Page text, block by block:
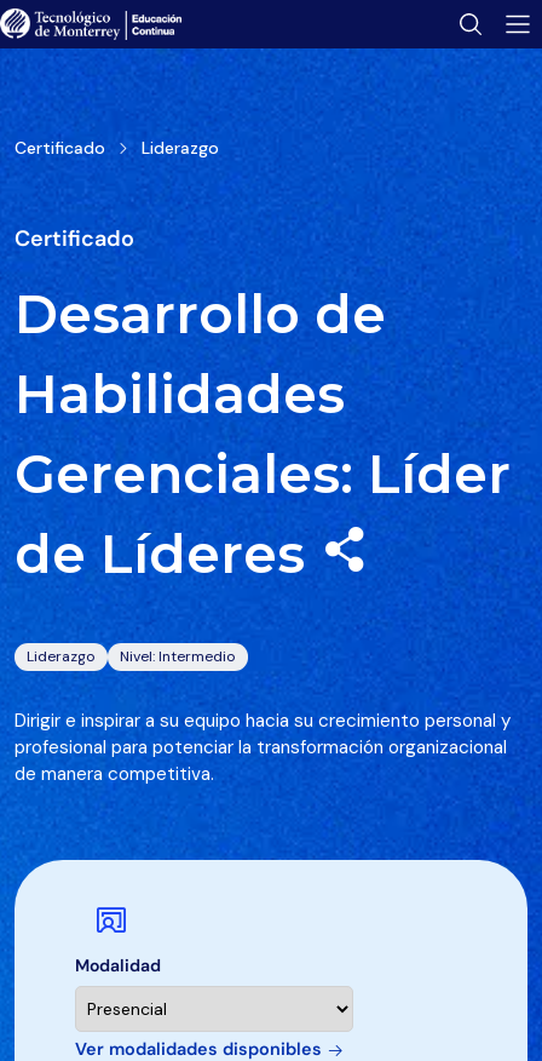
Certificado Liderazgo
Certificado
Desarrollo de
Habilidades
Gerenciales: Líder
de Líderes
Liderazgo Nivel: Intermedio
Dirigir e inspirar a su equipo hacia su crecimiento personal y
profesional para potenciar la transformación organizacional
de manera competitiva.
Modalidad
Ver modalidades disponibles
Tu folleto se ha enviado con éxito.
Encuéntralo en tu bandeja de correo.
Abrir folleto